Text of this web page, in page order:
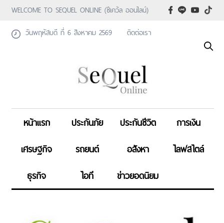
WELCOME TO SEQUEL ONLINE (ซีเคว้ล ออนไลน์)
วันพฤหัสบดี ที่ 6 สิงหาคม 2569
ติดต่อเรา
หน้าแรก ประกันภัย ประกันชีวิต
การเงิน
เศรษฐกิจ
รถยนต์ อสังหา
ไลฟสไตล์
ธุรกิจ
ไอที ข่าวยอดนิยม